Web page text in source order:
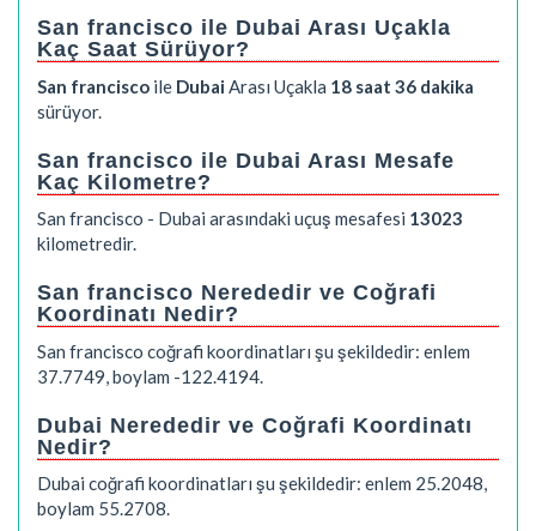
San francisco ile Dubai Arası Uçakla
Kaç Saat Sürüyor?
San francisco ile Dubai Arası Uçakla 18 saat 36 dakika
sürüyor.
San francisco ile Dubai Arası Mesafe
Kaç Kilometre?
San francisco - Dubai arasındaki uçuş mesafesi 13023
kilometredir.
San francisco Nerededir ve Coğrafi
Koordinatı Nedir?
San francisco coğrafi koordinatları şu şekildedir: enlem
37.7749, boylam -122.4194.
Dubai Nerededir ve Coğrafi Koordinatı
Nedir?
Dubai coğrafi koordinatları şu şekildedir: enlem 25.2048,
boylam 55.2708.